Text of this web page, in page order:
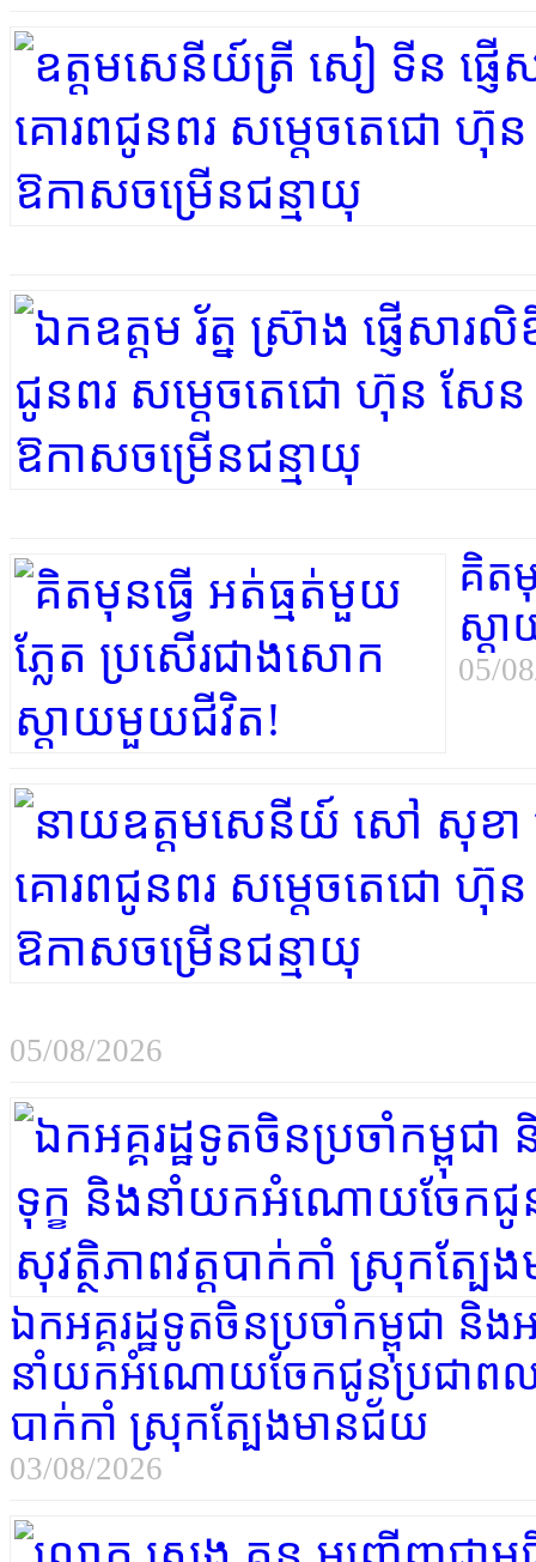
គិត
ស្ដ
05/
05/08/2026
ឯកអគ្គរដ្ឋទូតចិនប្រចាំកម្ពុជា និ
នាំយកអំណោយចែកជូនប្រជាពល
បាក់កាំ ស្រុកត្បែងមានជ័យ
03/08/2026